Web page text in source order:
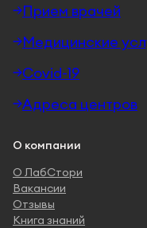
Прием врачей
Медицинские
Covid-19
Адреса центров
О компании
О ЛабСтори
Вакансии
Отзывы
Книга знаний